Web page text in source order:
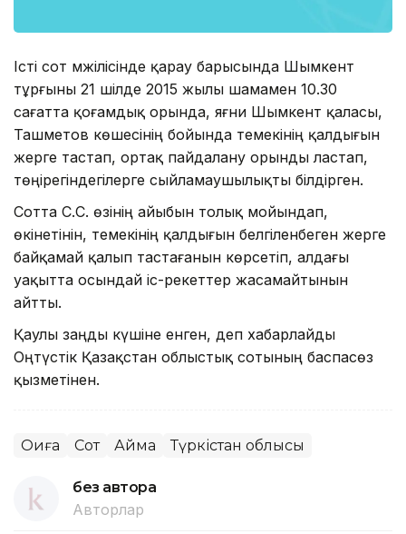
Істі сот мәжілісінде қарау барысында Шымкент
тұрғыны 21 шілде 2015 жылы шамамен 10.30
сағатта қоғамдық орында, яғни Шымкент қаласы,
Ташметов көшесінің бойында темекінің қалдығын
жерге тастап, ортақ пайдалану орынды ластап,
төңірегіндегілерге сыйламаушылықты білдірген.
Сотта С.С. өзінің айыбын толық мойындап,
өкінетінін, темекінің қалдығын белгіленбеген жерге
байқамай қалып тастағанын көрсетіп, алдағы
уақытта осындай іс-әрекеттер жасамайтынын
айтты.
Қаулы заңды күшіне енген, деп хабарлайды
Оңтүстік Қазақстан облыстық сотының баспасөз
қызметінен.
Оқиға Сот Аймақ Түркістан облысы
без автора
Авторлар